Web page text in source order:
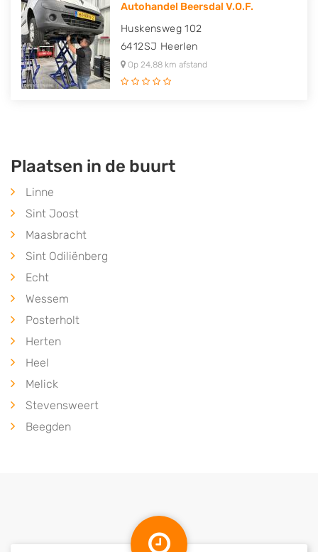
Autohandel Beersdal V.O.F.
Huskensweg 102
6412SJ Heerlen
Op 24,88 km afstand
Plaatsen in de buurt
Linne
Sint Joost
Maasbracht
Sint Odiliënberg
Echt
Wessem
Posterholt
Herten
Heel
Melick
Stevensweert
Beegden